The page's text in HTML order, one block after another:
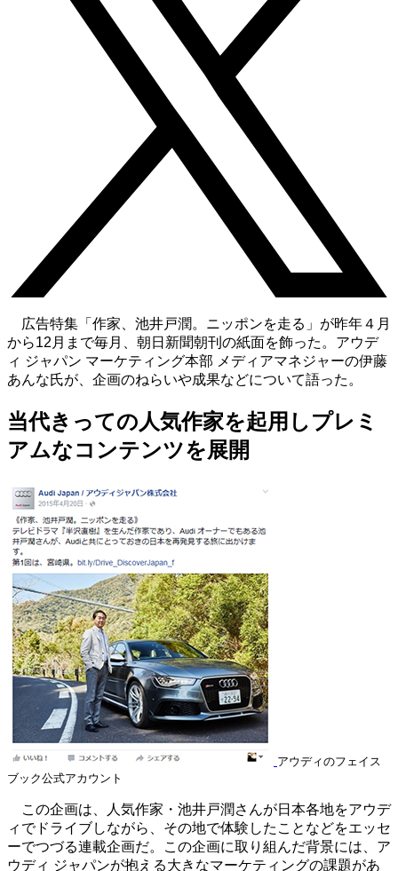
広告特集「作家、池井戸潤。ニッポンを走る」が昨年４月
から12月まで毎月、朝日新聞朝刊の紙面を飾った。アウデ
ィ ジャパン マーケティング本部 メディアマネジャーの伊藤
あんな氏が、企画のねらいや成果などについて語った。
当代きっての人気作家を起用しプレミ
アムなコンテンツを展開
アウディのフェイス
ブック公式アカウント
この企画は、人気作家・池井戸潤さんが日本各地をアウデ
ィでドライブしながら、その地で体験したことなどをエッセ
ーでつづる連載企画だ。この企画に取り組んだ背景には、ア
ウディ ジャパンが抱える大きなマーケティングの課題があ